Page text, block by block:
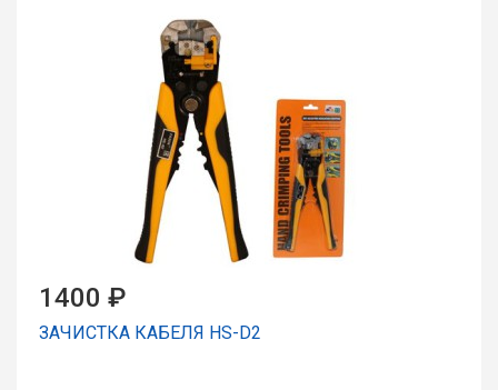
1400 ₽
ЗАЧИСТКА КАБЕЛЯ HS-D2